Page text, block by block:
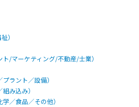
）
/マーケティング/不動産/士業）
ラント／設備）
み込み）
／食品／その他）